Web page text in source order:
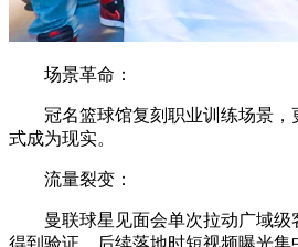
场景革命：
冠名篮球馆复刻职业训练场景
式成为现实。
流量裂变：
曼联球星见面会单次拉动广域
得到验证，后续落地时短视频曝光集